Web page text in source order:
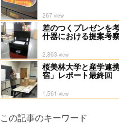
267 view
差のつくプレゼンを
什器における提案考
2,863 view
桜美林大学と産学連
宿」レポート最終回
1,561 view
この記事のキーワード